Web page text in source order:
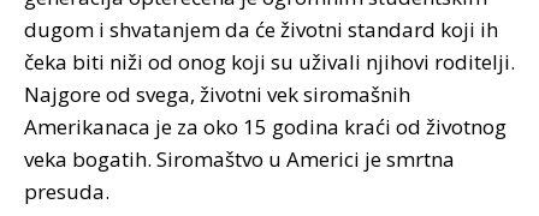
dugom i shvatanjem da će životni standard koji ih
čeka biti niži od onog koji su uživali njihovi roditelji.
Najgore od svega, životni vek siromašnih
Amerikanaca je za oko 15 godina kraći od životnog
veka bogatih. Siromaštvo u Americi je smrtna
presuda.